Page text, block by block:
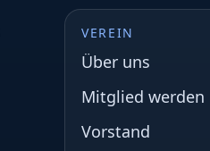
VEREIN
Über uns
Mitglied werden
Vorstand